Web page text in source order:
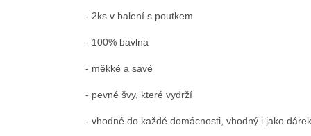
- 2ks v balení s poutkem
- 100% bavlna
- měkké a savé
- pevné švy, které vydrží
- vhodné do každé domácnosti, vhodný i jako dárek